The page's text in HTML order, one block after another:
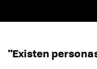
"Existen